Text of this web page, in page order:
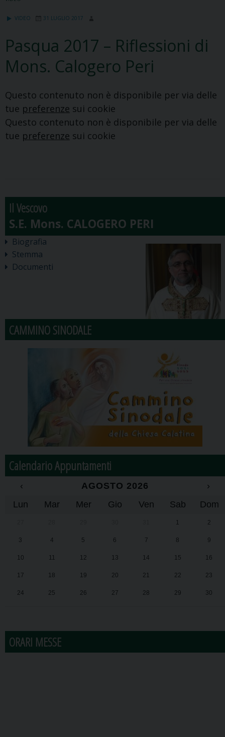
VIDEO 31 LUGLIO 2017
Pasqua 2017 – Riflessioni di
Mons. Calogero Peri
Questo contenuto non è disponibile per via delle
tue preferenze sui cookie
Questo contenuto non è disponibile per via delle
tue preferenze sui cookie
Il Vescovo
Biografia
Stemma
Documenti
CAMMINO SINODALE
Calendario Appuntamenti
‹ AGOSTO 2026
›
Lun
Mar Mer Gio Ven Sab Dom
1 2
3 4 5 6 7 8 9
10 11 12 13 14 15 16
17 18 19 20 21 22 23
24 25 26 27 28 29 30
ORARI MESSE